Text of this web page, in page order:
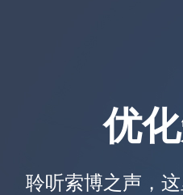
优
聆听索博之声，